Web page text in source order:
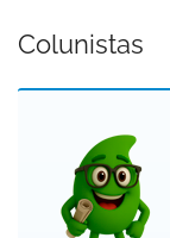
Colunistas